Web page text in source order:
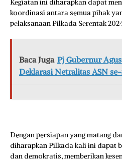
Kegiatan ini diharapkan dapat
koordinasi antara semua pihak
pelaksanaan Pilkada Serentak
Baca Juga Pj Gubernur
Deklarasi Netralitas ASN
Dengan persiapan yang matang
diharapkan Pilkada kali ini dapat
dan demokratis, memberikan